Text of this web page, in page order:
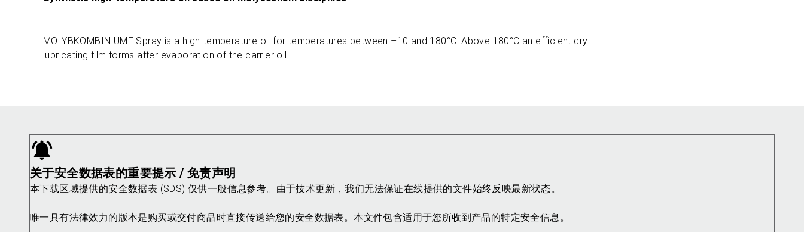
MOLYBKOMBIN UMF Spray is a high-temperature oil for temperatures between –10 and 180°C. Above 180°C an efficient dry
lubricating film forms after evaporation of the carrier oil.
关于安全数据表的重要提示 / 免责声明
本下载区域提供的安全数据表 (SDS) 仅供一般信息参考。由于技术更新，我们无法保证在线提供的文件始终反映最新状态。
唯一具有法律效力的版本是购买或交付商品时直接传送给您的安全数据表。本文件包含适用于您所收到产品的特定安全信息。